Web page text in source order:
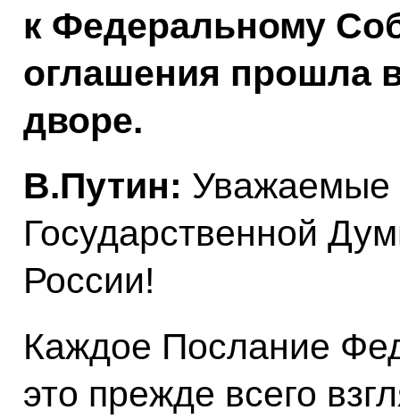
к Федеральному
оглашения прошла
дворе.
В.Путин: Уважаемые
Государственной
России!
Каждое Послание
это прежде всего